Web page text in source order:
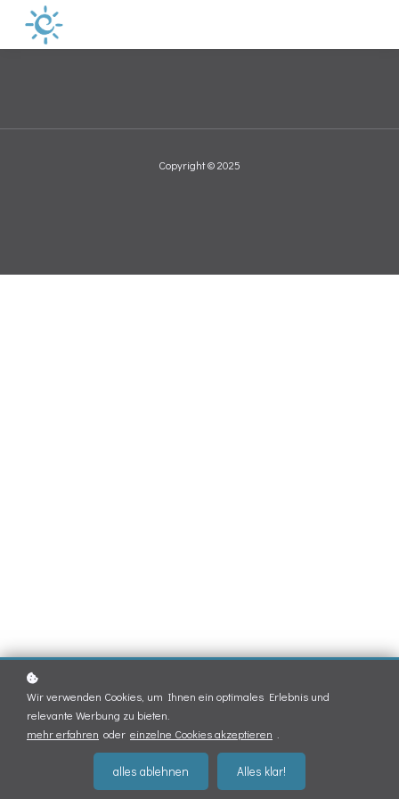
Copyright © 2025
Wir verwenden Cookies, um Ihnen ein optimales Erlebnis und
relevante Werbung zu bieten.
mehr erfahren oder einzelne Cookies akzeptieren
alles ablehnen Alles klar!